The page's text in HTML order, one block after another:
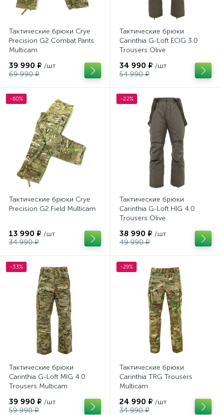
Тактические брюки Crye
Precision G2 Combat Pants
Multicam
39 990 ₽ /шт
69 990 ₽
Тактические брюки
Carinthia G-Loft ECIG 3.0
Trousers Olive
34 990 ₽ /шт
54 990 ₽
-60%
Тактические брюки Crye
Precision G2 Field Multicam
13 990 ₽ /шт
34 990 ₽
-22%
Тактические брюки
Carinthia G-Loft HIG 4.0
Trousers Olive
38 990 ₽ /шт
49 990 ₽
-33%
Тактические брюки
Carinthia G-Loft MIG 4.0
Trousers Multicam
39 990 ₽ /шт
59 990 ₽
-29%
Тактические брюки
Carinthia TRG Trousers
Multicam
24 990 ₽ /шт
34 990 ₽